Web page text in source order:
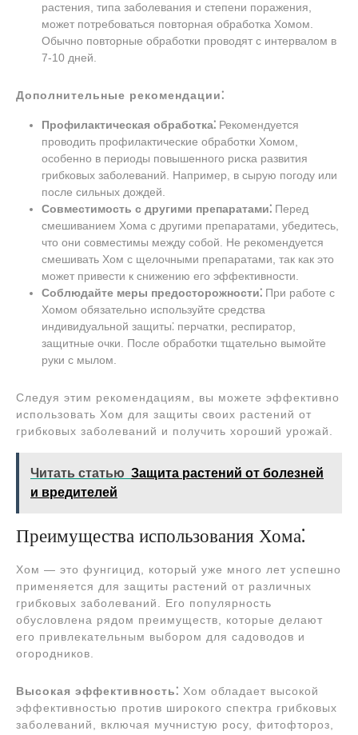
растения, типа заболевания и степени поражения,
может потребоваться повторная обработка Хомом.
Обычно повторные обработки проводят с интервалом в
7-10 дней.
Дополнительные рекомендации⁚
Профилактическая обработка⁚ Рекомендуется
проводить профилактические обработки Хомом,
особенно в периоды повышенного риска развития
грибковых заболеваний. Например, в сырую погоду или
после сильных дождей.
Совместимость с другими препаратами⁚ Перед
смешиванием Хома с другими препаратами, убедитесь,
что они совместимы между собой. Не рекомендуется
смешивать Хом с щелочными препаратами, так как это
может привести к снижению его эффективности.
Соблюдайте меры предосторожности⁚ При работе с
Хомом обязательно используйте средства
индивидуальной защиты⁚ перчатки, респиратор,
защитные очки. После обработки тщательно вымойте
руки с мылом.
Следуя этим рекомендациям, вы можете эффективно
использовать Хом для защиты своих растений от
грибковых заболеваний и получить хороший урожай.
Читать статью Защита растений от болезней
и вредителей
Преимущества использования Хома⁚
Хом — это фунгицид, который уже много лет успешно
применяется для защиты растений от различных
грибковых заболеваний. Его популярность
обусловлена рядом преимуществ, которые делают
его привлекательным выбором для садоводов и
огородников.
Высокая эффективность⁚ Хом обладает высокой
эффективностью против широкого спектра грибковых
заболеваний, включая мучнистую росу, фитофтороз,